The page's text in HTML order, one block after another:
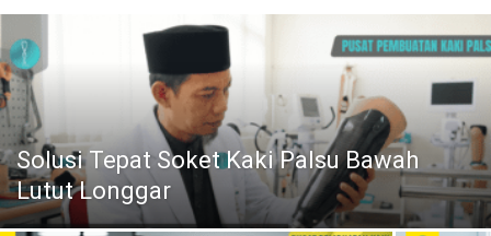
Solusi Tepat Soket Kaki Palsu Bawah
Lutut Longgar